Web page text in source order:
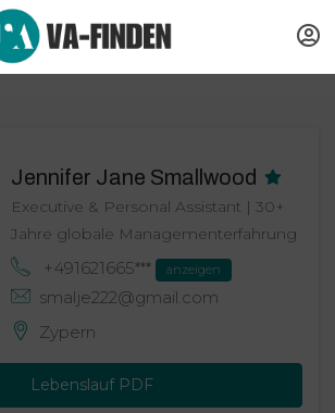
Jennifer Jane Smallwood
Executive & Personal Assistant | 30+
Jahre globale Managementerfahrung
+491621665*** anzeigen
smalje222@gmail.com
Zypern
Lebenslauf PDF